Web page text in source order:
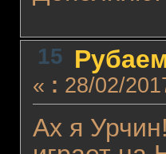
15
« : 28/02/
Ах я